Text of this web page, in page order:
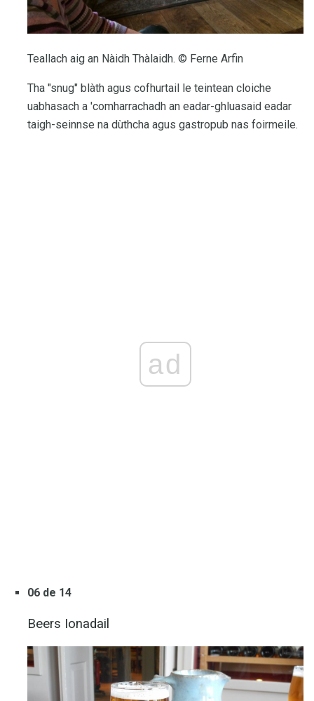
Teallach aig an Nàidh Thàlaidh. © Ferne Arfin
Tha "snug" blàth agus cofhurtail le teintean cloiche
uabhasach a 'comharrachadh an eadar-ghluasaid eadar
taigh-seinnse na dùthcha agus gastropub nas foirmeile.
ad
06 de 14
Beers Ionadail